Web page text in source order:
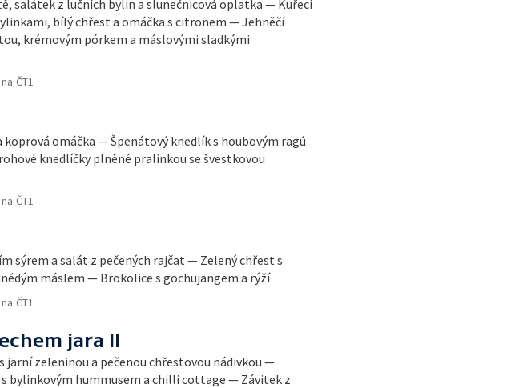
salátek z lučních bylin a slunečnicová oplatka — Kuřecí
bílý chřest a omáčka s citronem — Jehněčí
krémovým pórkem a máslovými sladkými
ČT1
koprová omáčka — Špenátový knedlík s houbovým ragú
knedlíčky plněné pralinkou se švestkovou
ČT1
sýrem a salát z pečených rajčat — Zelený chřest s
máslem — Brokolice s gochujangem a rýží
ČT1
jara II
jarní zeleninou a pečenou chřestovou nádivkou —
s bylinkovým hummusem a chilli cottage — Závitek z